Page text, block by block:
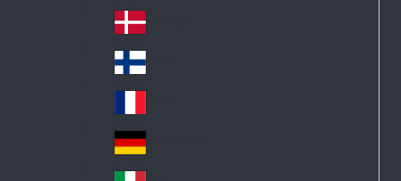
ec
h
De
nm
ark
Fin
d
Fra
nc
e
Ge